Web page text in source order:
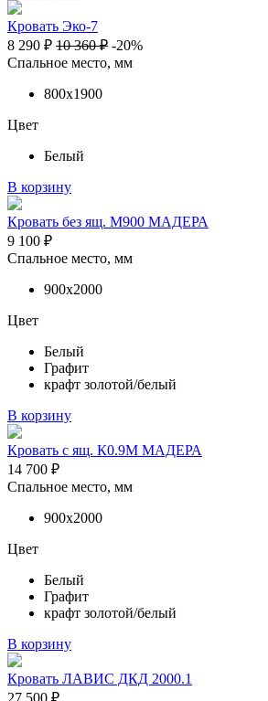
Кровать Эко-7
8 290 ₽ 10 360₽ -20%
Спальное место, мм
800х1900
Цвет
Белый
В корзину
Кровать без ящ. М900 МАДЕРА
9 100 ₽
Спальное место, мм
900х2000
Цвет
Белый
Графит
крафт золотой/белый
В корзину
Кровать с ящ. К0.9М МАДЕРА
14 700 ₽
Спальное место, мм
900х2000
Цвет
Белый
Графит
крафт золотой/белый
В корзину
Кровать ЛАВИС ДКД 2000.1
27 500 ₽